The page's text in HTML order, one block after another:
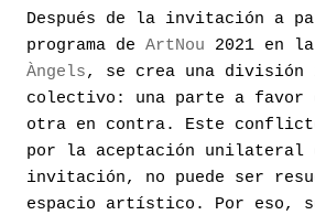
Después de la invitación a
programa de ArtNou 2021 en la
Àngels, se crea una división
colectivo: una parte a favor
otra en contra. Este
por la aceptación unilateral
invitación, no puede ser
espacio artístico. Por eso,